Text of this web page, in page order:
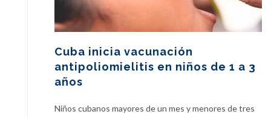
Cuba inicia vacunación
antipoliomielitis en niños de 1 a 3
años
Niños cubanos mayores de un mes y menores de tres